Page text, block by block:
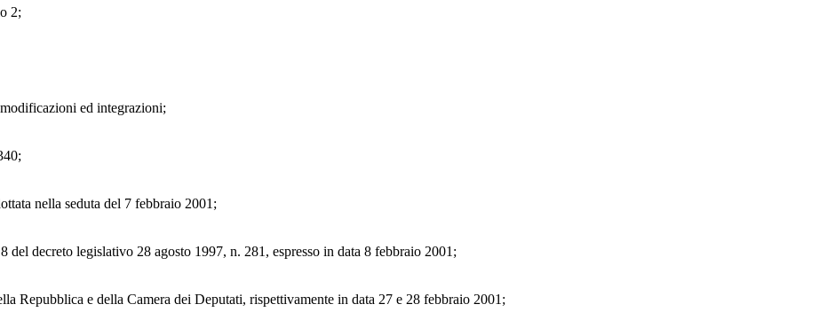
2;
ed integrazioni;
nella seduta del 7 febbraio 2001;
decreto legislativo 28 agosto 1997, n. 281, espresso in data 8 febbraio 2001;
Repubblica e della Camera dei Deputati, rispettivamente in data 27 e 28 febbraio 2001;